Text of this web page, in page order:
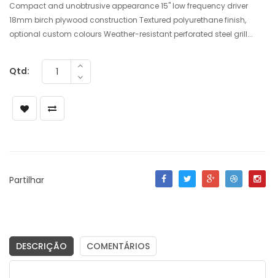
Compact and unobtrusive appearance 15" low frequency driver
18mm birch plywood construction Textured polyurethane finish,
optional custom colours Weather-resistant perforated steel grill...
Qtd:
Partilhar
DESCRIÇÃO COMENTÁRIOS